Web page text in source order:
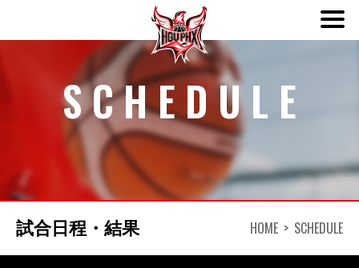
SCHEDULE
NEWS
SCHEDULE
試合日程・結果 HOME SCHEDULE